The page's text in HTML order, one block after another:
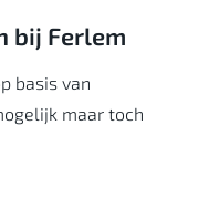
bij Ferlem
basis van
maar toch